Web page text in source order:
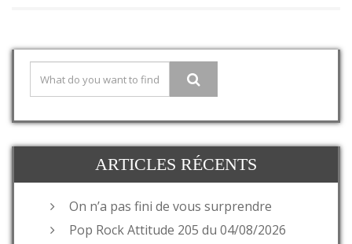
ARTICLES RÉCENTS
On n’a pas fini de vous surprendre
Pop Rock Attitude 205 du 04/08/2026